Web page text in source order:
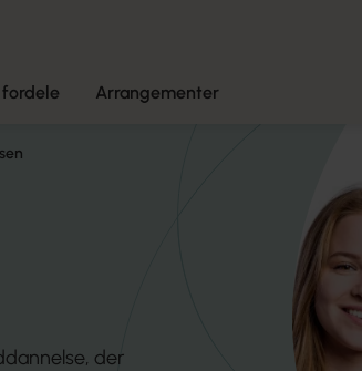
Arrangementer
der